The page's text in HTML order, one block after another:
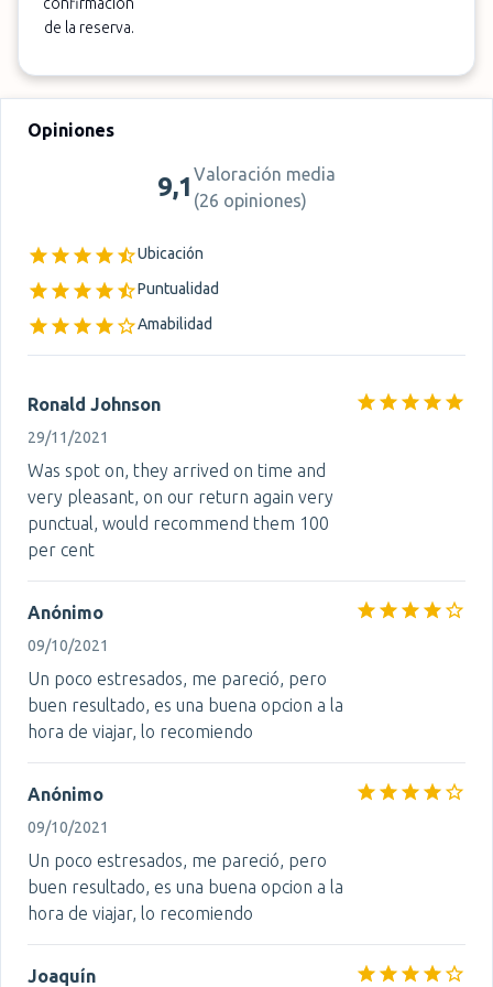
de la reserva.
Opiniones
9,1 Valoración media
(26 opiniones)
Ubicación
Puntualidad
Amabilidad
Ronald Johnson
29/11/2021
Was spot on, they arrived on time and
very pleasant, on our return again very
punctual, would recommend them 100
per cent
Anónimo
09/10/2021
Un poco estresados, me pareció, pero
buen resultado, es una buena opcion a la
hora de viajar, lo recomiendo
Anónimo
09/10/2021
Un poco estresados, me pareció, pero
buen resultado, es una buena opcion a la
hora de viajar, lo recomiendo
Joaquín